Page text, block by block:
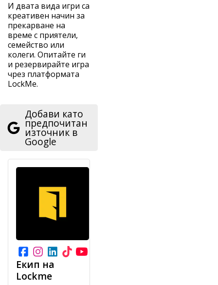
И двата вида игри са
креативен начин за
прекарване на
време с приятели,
семейство или
колеги. Опитайте ги
и резервирайте игра
чрез платформата
LockMe.
Добави като
предпочитан
източник в
Google
Екип на
Lockme